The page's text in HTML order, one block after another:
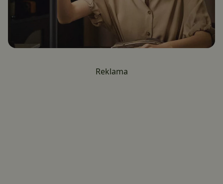
Reklama